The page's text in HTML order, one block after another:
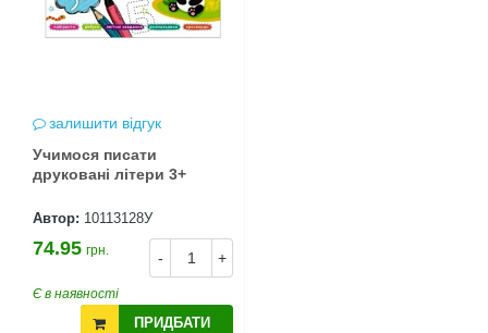
залишити відгук
Учимося писати
друковані літери 3+
Автор: 10113128У
- +
74.95 грн.
Є в наявності
ПРИДБАТИ